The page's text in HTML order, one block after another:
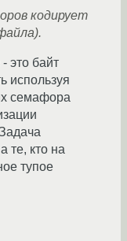
кодирует
это байт
используя
семафора
те, кто на
тупое